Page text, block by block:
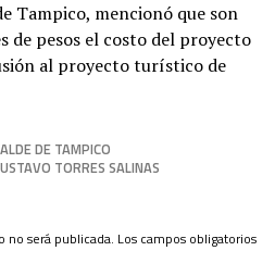
Tampico, mencionó que son
de pesos el costo del proyecto
al proyecto turístico de
DE TAMPICO
TORRES SALINAS
no será publicada. Los campos obligatorios